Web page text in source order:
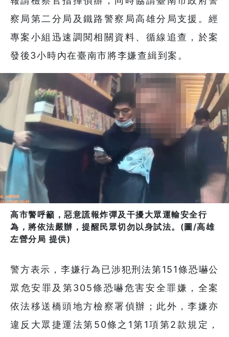
察局第二分局及鐵路警察局高雄分局支援。經
專案小組迅速調閱相關資料、循線追查，於案
發後3小時內在臺南市將李嫌查緝到案。
高市警呼籲，惡意謊報炸彈及干擾大眾運輸安全行
為，將依法嚴辦，提醒民眾切勿以身試法。(圖/高雄
左營分局 提供)
警方表示，李嫌行為已涉犯刑法第151條恐嚇公
眾危安罪及第305條恐嚇危害安全罪嫌，全案
依法移送橋頭地方檢察署偵辦；此外，李嫌亦
違反大眾捷運法第50條之1第1項第2款規定，